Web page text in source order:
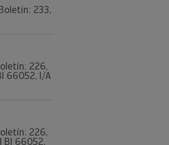
233,
226,
66052, I/A
226,
BI 66052,